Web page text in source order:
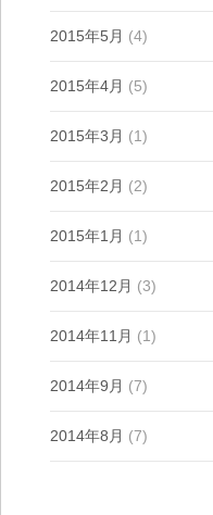
2015年5月 (4)
2015年4月 (5)
2015年3月 (1)
2015年2月 (2)
2015年1月 (1)
2014年12月 (3)
2014年11月 (1)
2014年9月 (7)
2014年8月 (7)